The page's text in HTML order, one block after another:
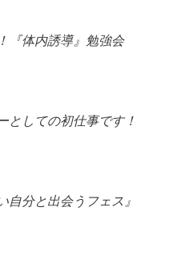
『体内誘導』勉強会
としての初仕事です！
自分と出会うフェス』